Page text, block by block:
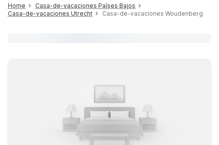
Home
Casa-de-vacaciones Países Bajos
Casa-de-vacaciones Utrecht
Casa-de-vacaciones Woudenberg